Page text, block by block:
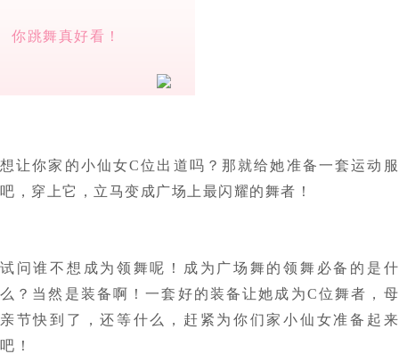
你跳舞真好看！
想让你家的小仙女C位出道吗？那就给她准备一套运动服
吧，穿上它，立马变成广场上最闪耀的舞者！
试问谁不想成为领舞呢！成为广场舞的领舞必备的是什
么？当然是装备啊！一套好的装备让她成为C位舞者，母
亲节快到了，还等什么，赶紧为你们家小仙女准备起来
吧！